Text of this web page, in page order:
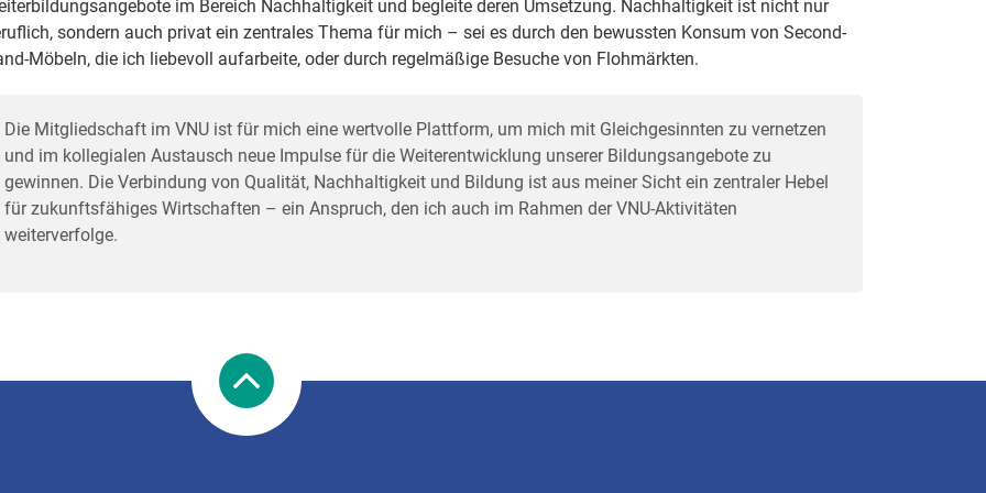
im Bereich Nachhaltigkeit und begleite deren Umsetzung. Nachhaltigkeit ist nicht nur
sondern auch privat ein zentrales Thema für mich – sei es durch den bewussten Konsum von Second-
Möbeln, die ich liebevoll aufarbeite, oder durch regelmäßige Besuche von Flohmärkten.
Die Mitgliedschaft im VNU ist für mich eine wertvolle Plattform, um mich mit Gleichgesinnten zu vernetzen
und im kollegialen Austausch neue Impulse für die Weiterentwicklung unserer Bildungsangebote zu
gewinnen. Die Verbindung von Qualität, Nachhaltigkeit und Bildung ist aus meiner Sicht ein zentraler Hebel
für zukunftsfähiges Wirtschaften – ein Anspruch, den ich auch im Rahmen der VNU-Aktivitäten
weiterverfolge.